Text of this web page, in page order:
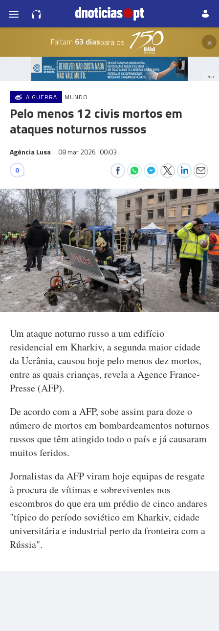
Faltam 63 diaspara os ×
PUB
A GUERRA MUNDO
Pelo menos 12 civis mortos em
ataques noturnos russos
Agência Lusa 08 mar 2026 00:03
0
Um ataque noturno russo a um edifício
residencial em Kharkiv, a segunda maior cidade
da Ucrânia, causou hoje pelo menos dez mortos,
entre as quais crianças, revela a Agence France-
Presse (AFP).
De acordo com a AFP, sobe assim para doze o
número de mortos em bombardeamentos noturnos
russos que têm atingido todo o país e já causaram
muitos feridos.
Jornalistas da AFP viram hoje equipas de resgate
à procura de vítimas e sobreviventes nos
escombros do que era um prédio de cinco andares
"típico do período soviético em Kharkiv, cidade
universitária e industrial perto da fronteira com a
Rússia".